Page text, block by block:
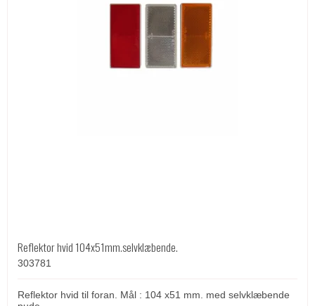
Reflektor hvid 104x51mm.selvklæbende.
303781
Reflektor hvid til foran. Mål : 104 x51 mm. med selvklæbende